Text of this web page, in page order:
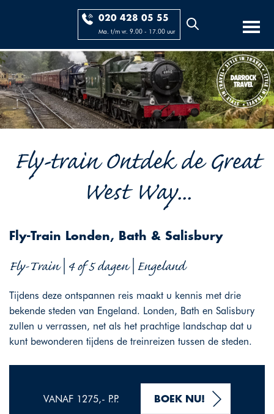
020 428 05 55
Ma. t/m vr. 9.00 - 17.00 uur
Fly-train Ontdek de Great
West Way...
Fly-Train Londen, Bath & Salisbury
Fly-Train | 4 of 5 dagen | Engeland
Tijdens deze ontspannen reis maakt u kennis met drie
bekende steden van Engeland. Londen, Bath en Salisbury
zullen u verrassen, net als het prachtige landschap dat u
kunt bewonderen tijdens de treinreizen tussen de steden.
VANAF 1275,- P.P. BOEK NU!